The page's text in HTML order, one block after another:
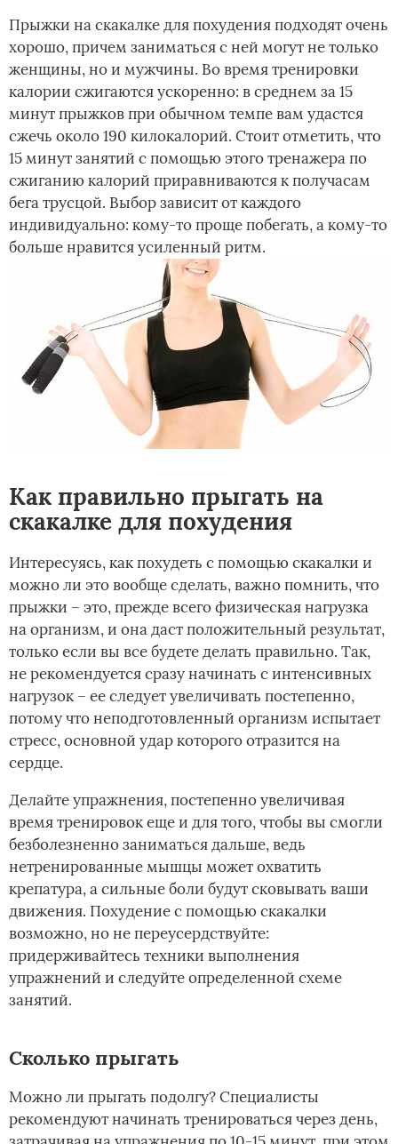
Прыжки на скакалке для похудения подходят очень
хорошо, причем заниматься с ней могут не только
женщины, но и мужчины. Во время тренировки
калории сжигаются ускоренно: в среднем за 15
минут прыжков при обычном темпе вам удастся
сжечь около 190 килокалорий. Стоит отметить, что
15 минут занятий с помощью этого тренажера по
сжиганию калорий приравниваются к получасам
бега трусцой. Выбор зависит от каждого
индивидуально: кому-то проще побегать, а кому-то
больше нравится усиленный ритм.
Как правильно прыгать на
скакалке для похудения
Интересуясь, как похудеть с помощью скакалки и
можно ли это вообще сделать, важно помнить, что
прыжки – это, прежде всего физическая нагрузка
на организм, и она даст положительный результат,
только если вы все будете делать правильно. Так,
не рекомендуется сразу начинать с интенсивных
нагрузок – ее следует увеличивать постепенно,
потому что неподготовленный организм испытает
стресс, основной удар которого отразится на
сердце.
Делайте упражнения, постепенно увеличивая
время тренировок еще и для того, чтобы вы смогли
безболезненно заниматься дальше, ведь
нетренированные мышцы может охватить
крепатура, а сильные боли будут сковывать ваши
движения. Похудение с помощью скакалки
возможно, но не переусердствуйте:
придерживайтесь техники выполнения
упражнений и следуйте определенной схеме
занятий.
Сколько прыгать
Можно ли прыгать подолгу? Специалисты
рекомендуют начинать тренироваться через день,